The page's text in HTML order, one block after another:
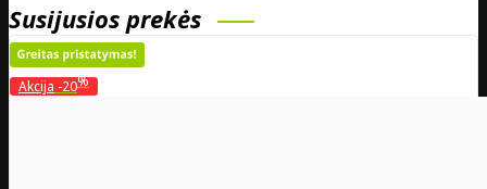
Susijusios prekės
Akcija -20%